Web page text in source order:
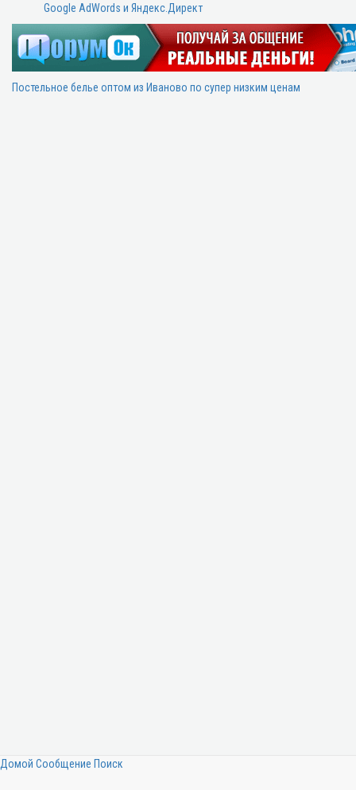
Google AdWords и Яндекс.Директ
Постельное белье оптом из Иваново по супер низким ценам
Домой Сообщение Поиск